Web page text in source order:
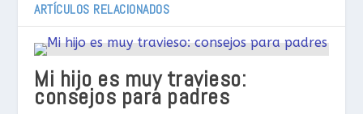
ARTÍCULOS RELACIONADOS
Mi hijo es muy travieso:
consejos para padres